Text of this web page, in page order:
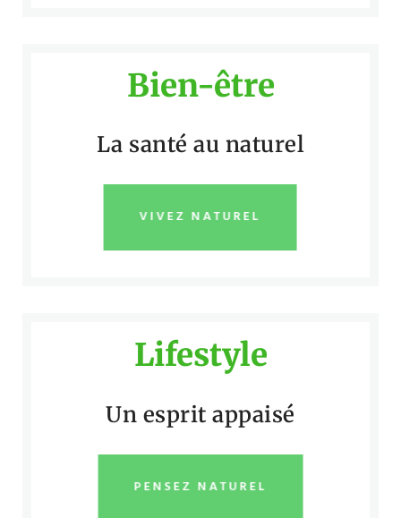
Bien-être
La santé au naturel
VIVEZ NATUREL
Lifestyle
Un esprit appaisé
PENSEZ NATUREL